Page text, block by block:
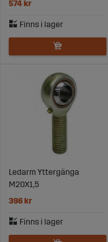
574 kr
Ledarm Yttergänga
M20X1,5
396 kr